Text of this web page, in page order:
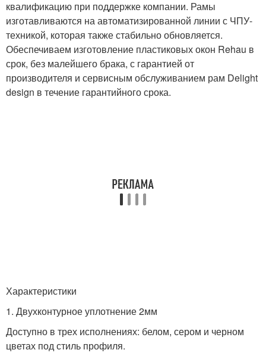
квалификацию при поддержке компании. Рамы
изготавливаются на автоматизированной линии с ЧПУ-
техникой, которая также стабильно обновляется.
Обеспечиваем изготовление пластиковых окон Rehau в
срок, без малейшего брака, с гарантией от
производителя и сервисным обслуживанием рам Delight
design в течение гарантийного срока.
Характеристики
1. Двухконтурное уплотнение 2мм
Доступно в трех исполнениях: белом, сером и черном
цветах под стиль профиля.